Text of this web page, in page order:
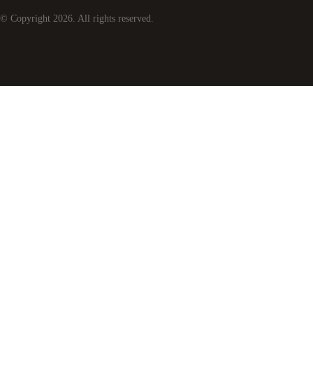
© Copyright 2026 . All rights reserved.